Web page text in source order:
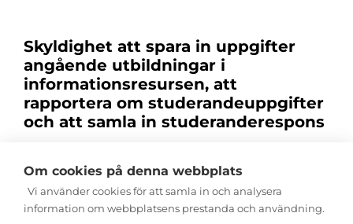
Skyldighet att spara in uppgifter
angående utbildningar i
informationsresursen, att
rapportera om studerandeuppgifter
och att samla in studeranderespons
uppgifterna om utbildningar normalt i Den
utbildning (KOSKI) och i Högskolornas nationella
informationsresurs (VIRTA) i enlighet med den
Om cookies på denna webbplats
Vi använder cookies för att samla in och analysera
information om webbplatsens prestanda och användning.